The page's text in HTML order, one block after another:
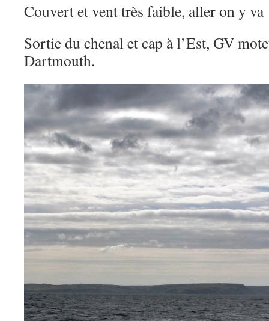
Couvert et vent très faible, aller on y va
Sortie du chenal et cap à l’Est, GV
Dartmouth.